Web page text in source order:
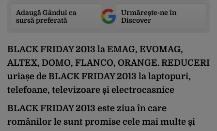
Adaugă Gândul ca
sursă preferată
Urmărește-ne în
Discover
BLACK FRIDAY 2013 la EMAG, EVOMAG,
ALTEX, DOMO, FLANCO, ORANGE. REDUCERI
uriașe de BLACK FRIDAY 2013 la laptopuri,
telefoane, televizoare și electrocasnice
BLACK FRIDAY 2013 este ziua în care
românilor le sunt promise cele mai multe și